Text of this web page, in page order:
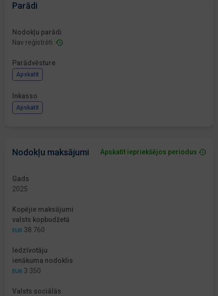
Parādi
Nodokļu parādi
Nav reģistrēti
Parādvēsture
Apskatīt
Inkasso
Apskatīt
Nodokļu maksājumi Apskatīt iepriekšējos periodus
Gads
2025
Kopējie maksājumi
valsts kopbudžetā
EUR 38 760
Iedzīvotāju
ienākuma nodoklis
EUR 3 350
Valsts sociālās